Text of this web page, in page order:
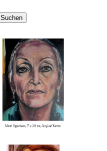
Suchen